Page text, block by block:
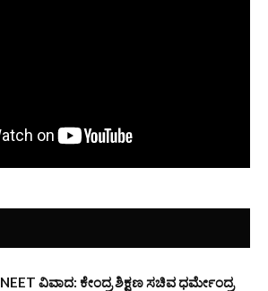
NEET ವಿವಾದ: ಕೇಂದ್ರ ಶಿಕ್ಷಣ ಸಚಿವ ಧರ್ಮೇಂದ್ರ